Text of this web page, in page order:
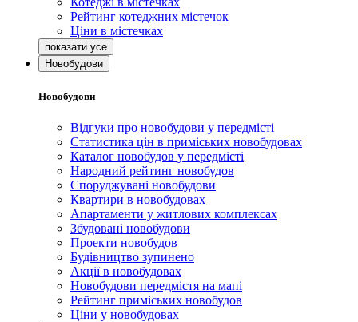
Рейтинг котеджних містечок
Ціни в містечках
Новобудови
Новобудови
Відгуки про новобудови у передмісті
Статистика цін в приміських новобудовах
Каталог новобудов у передмісті
Народний рейтинг новобудов
Споруджувані новобудови
Квартири в новобудовах
Апартаменти у житлових комплексах
Збудовані новобудови
Проекти новобудов
Будівництво зупинено
Акції в новобудовах
Новобудови передмістя на мапі
Рейтинг приміських новобудов
Ціни у новобудовах